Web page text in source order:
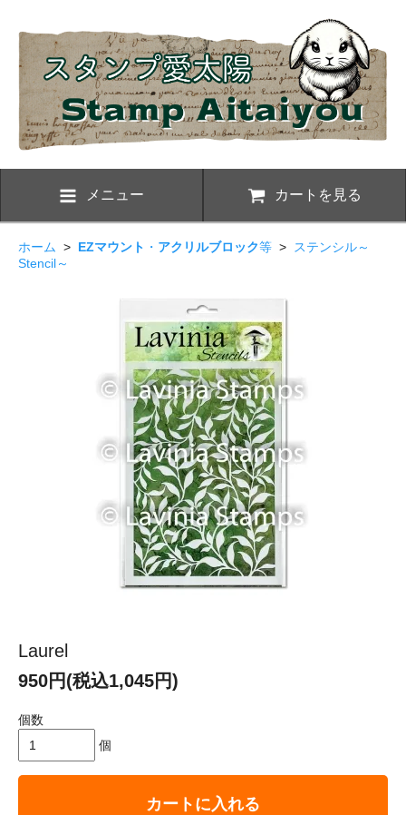
メニュー カートを見る
ホーム > EZマウント ・ アクリルブロック等 >
ステンシル～
Stencil～
Laurel
950円(税込1,045円)
個数
個
カートに入れる